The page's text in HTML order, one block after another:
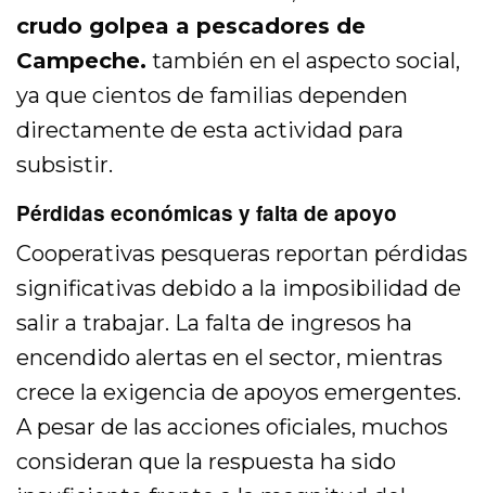
crudo golpea a pescadores de
Campeche. también en el aspecto social,
ya que cientos de familias dependen
directamente de esta actividad para
subsistir.
Pérdidas económicas y falta de apoyo
Cooperativas pesqueras reportan pérdidas
significativas debido a la imposibilidad de
salir a trabajar. La falta de ingresos ha
encendido alertas en el sector, mientras
crece la exigencia de apoyos emergentes.
A pesar de las acciones oficiales, muchos
consideran que la respuesta ha sido